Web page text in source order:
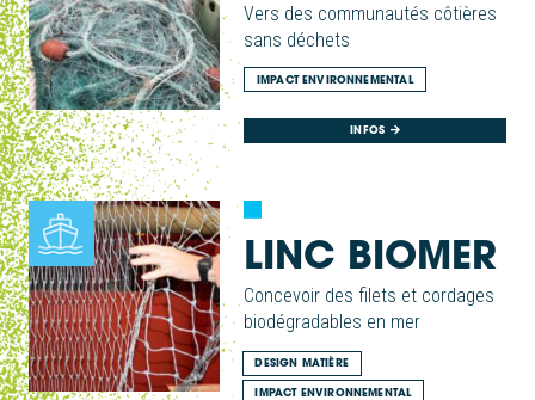
Vers des communautés côtières
sans déchets
IMPACT ENVIRONNEMENTAL
INFOS
LINC BIOMER
Concevoir des filets et cordages
biodégradables en mer
DESIGN MATIÈRE
IMPACT ENVIRONNEMENTAL